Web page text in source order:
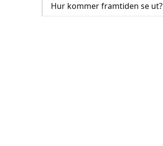
Hur kommer framtiden se ut?